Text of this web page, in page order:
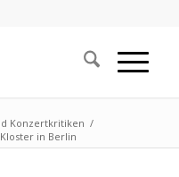
Konzertkritiken /
in Berlin